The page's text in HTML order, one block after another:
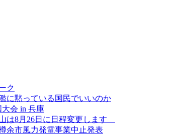
ク
に黙っている国民でいいのか
会 in 兵庫
は8月26日に日程変更します
余市風力発電事業中止発表